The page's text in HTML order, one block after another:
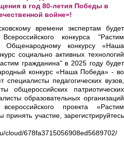
в год 80-летия Победы в
войне»!
времени экспертам будет
конкурса "Растим
конкурсу «Наша
социально активных технологий
гражданина" в 2025 году будет
конкурс «Наша Победа» - во
специалисты педагогических вузов,
общероссийских патриотических
образовательных организаций
проекта «Растим
участие, зарегистрируйтесь
cloud/678fa3715056908ed5689702/